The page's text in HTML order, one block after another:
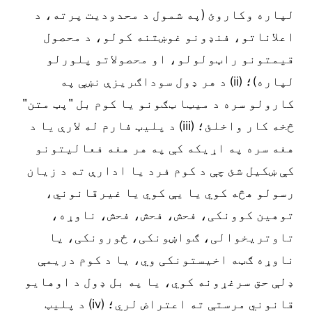
لپاره وکاروئ (په شمول د محدودیت پرته، د
اعلاناتو، فنډونو غوښتنه کولو، د محصول
قیمتونو راټولولو، او محصولاتو پلورلو
لپاره)؛ (ii) د هر ډول سوداګریزې نښې په
کارولو سره د میټا ټګونو یا کوم بل "پټ متن"
څخه کار واخلئ؛ (iii) د پلیټ فارم له لارې یا د
هغه سره په اړیکه کې په هر هغه فعالیتونو
کې ښکیل شئ چې د کوم فرد یا ادارې ته د زیان
رسولو هڅه کوي یا یې کوي یا غیرقانوني،
توهین کوونکی، فحش، فحش، فحش، ناوړه،
تاوتریخوالی، ګواښونکی، ځورونکی، یا
ناوړه ګټه اخیستونکی وي، یا د کوم دریمې
ډلې حق سرغړونه کوي، یا په بل ډول د اوهایو
قانوني مرستې ته اعتراض لري؛ (iv) د پلیټ